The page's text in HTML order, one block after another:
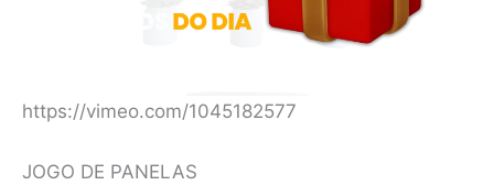
https://vimeo.com/1045182577
JOGO DE PANELAS